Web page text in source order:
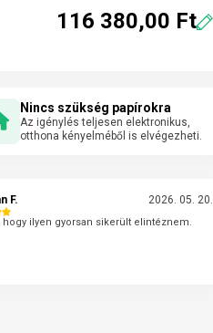
116 380,00 Ft
Nincs szükség papírokra
Az igénylés teljesen elektronikus,
otthona kényelméből is elvégezheti.
F. 2026. 05. 20.
Örülök, hogy ilyen gyorsan sikerült elintéznem.